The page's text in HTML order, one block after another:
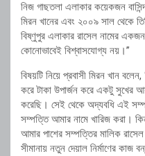
নিজ গাছতলা এলাকার কয়েকজন
মিরন খানের এবং ২০০৯ সাল থেকে
বিষ্ণুপুর এলাকার রাসেল নামের
কোনোভাবেই বিশ্বাসযোগ্য নয়।”
বিষয়টি নিয়ে প্রবাসী মিরন খান
করে টাকা উপার্জন করে একটু
করেছি। সেই থেকে অদ্যবধি এই
সম্পত্তি আমার নামে খারিজ করা।
আমার পাশের সম্পত্তির মালিক
সীমানায় নতুন দেয়াল নির্মাণের কাজ